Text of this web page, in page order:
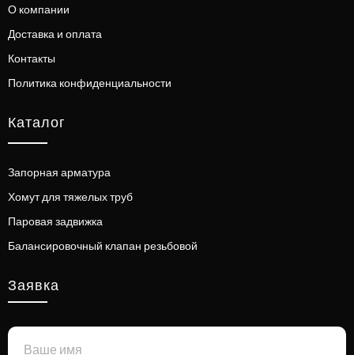
О компании
Доставка и оплата
Контакты
Политика конфиденциальности
Каталог
Запорная арматура
Хомут для тяжелых труб
Паровая задвижка
Балансировочный клапан резьбовой
Заявка